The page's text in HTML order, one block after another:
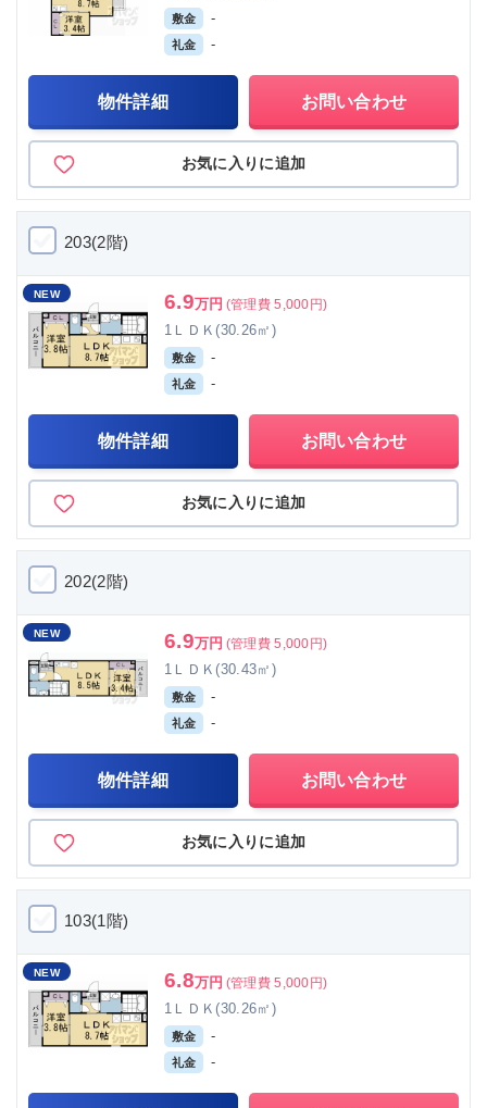
敷金 -
礼金 -
物件詳細 お問い合わせ
お気に入りに追加
203(2階)
NEW 6.9万円 (管理費 5,000円)
1ＬＤＫ(30.26㎡)
敷金 -
礼金 -
物件詳細 お問い合わせ
お気に入りに追加
202(2階)
NEW 6.9万円 (管理費 5,000円)
1ＬＤＫ(30.43㎡)
敷金 -
礼金 -
物件詳細 お問い合わせ
お気に入りに追加
103(1階)
NEW 6.8万円 (管理費 5,000円)
1ＬＤＫ(30.26㎡)
敷金 -
礼金 -